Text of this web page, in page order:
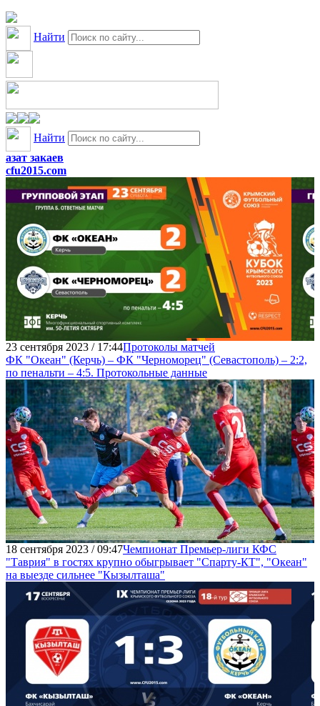
Найти
Найти
азат закаев
cfu2015.com
23 сентября 2023 / 17:44Протоколы матчей
ФК "Океан" (Керчь) – ФК "Черноморец" (Севастополь) – 2:2,
по пенальти – 4:5. Протокольные данные
18 сентября 2023 / 09:47Чемпионат Премьер-лиги КФС
"Таврия" в гостях крупно обыгрывает "Спарту-КТ", "Океан"
на выезде сильнее "Кызылташа"